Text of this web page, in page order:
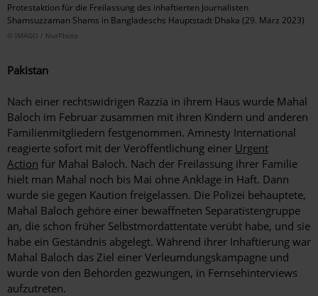
Protestaktion für die Freilassung des inhaftierten Journalisten
Shamsuzzaman Shams in Bangladeschs Hauptstadt Dhaka (29. März 2023)
© IMAGO / NurPhoto
Pakistan
Nach einer rechtswidrigen Razzia in ihrem Haus wurde Mahal
Baloch im Februar zusammen mit ihren Kindern und anderen
Familienmitgliedern festgenommen. Amnesty International
reagierte sofort mit der Veröffentlichung einer Urgent
Action für Mahal Baloch. Nach der Freilassung ihrer Familie
hielt man Mahal noch bis Mai ohne Anklage in Haft. Dann
wurde sie gegen Kaution freigelassen. Die Polizei behauptete,
Mahal Baloch gehöre einer bewaffneten Separatistengruppe
an, die schon früher Selbstmordattentate verübt habe, und sie
habe ein Geständnis abgelegt. Während ihrer Inhaftierung war
Mahal Baloch das Ziel einer Verleumdungskampagne und
wurde von den Behörden gezwungen, in Fernsehinterviews
aufzutreten.